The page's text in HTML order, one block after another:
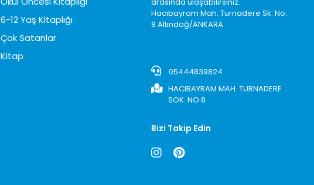
6-12 Yaş Kitaplığı
Çok Satanlar
Kitap
Hacıbayram Mah. Turnadere Sk. No:
8 Altındağ/ANKARA
05444839824
HACIBAYRAM MAH. TURNADERE
SOK. NO:8
Bizi Takip Edin